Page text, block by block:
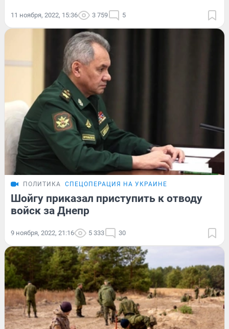
11 ноября, 2022, 15:36 3 759 5
ПОЛИТИКА СПЕЦОПЕРАЦИЯ НА УКРАИНЕ
Шойгу приказал приступить к отводу
войск за Днепр
9 ноября, 2022, 21:16 5 333 30